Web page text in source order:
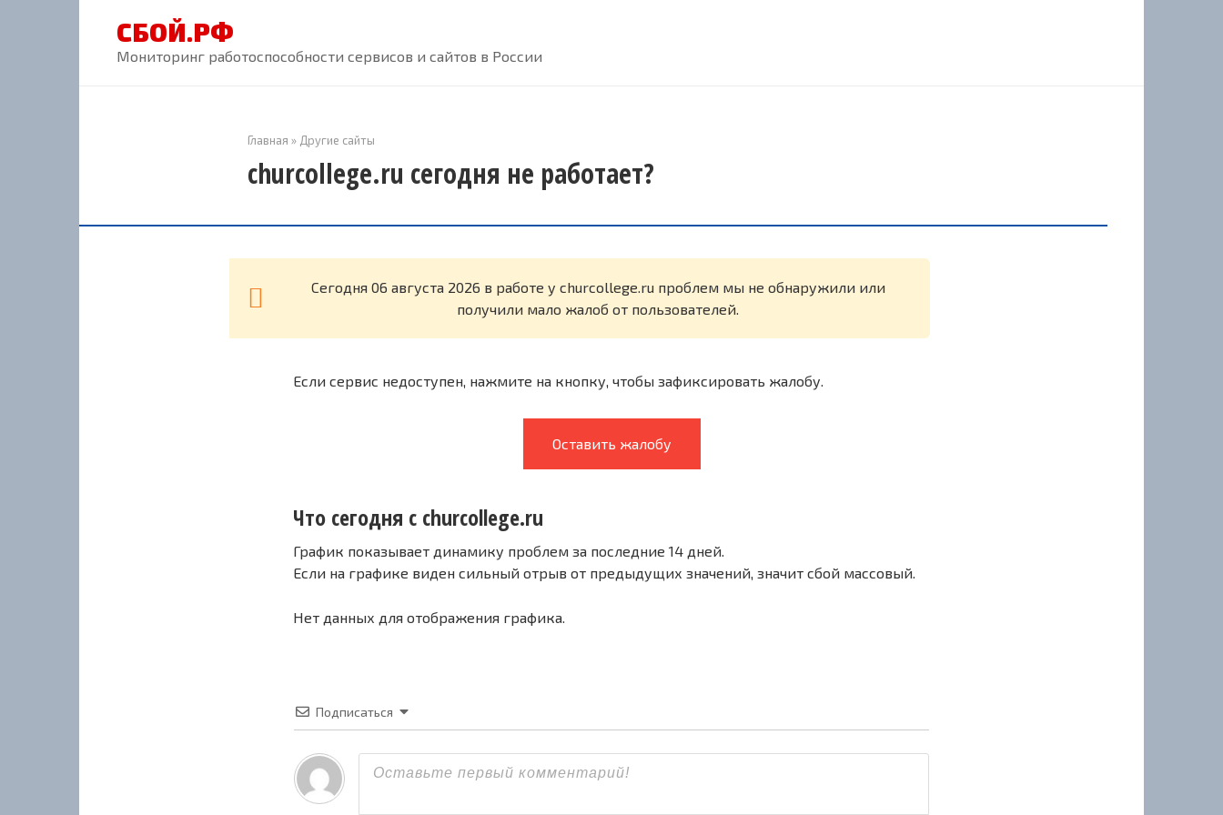
СБОЙ.РФ
Мониторинг работоспособности сервисов и сайтов в России
Главная » Другие сайты
churcollege.ru сегодня не работает?
Cегодня 06 августа 2026 в работе у churcollege.ru проблем мы не обнаружили или
получили мало жалоб от пользователей.
Если сервис недоступен, нажмите на кнопку, чтобы зафиксировать жалобу.
Оставить жалобу
Что сегодня с churcollege.ru
График показывает динамику проблем за последние 14 дней.
Если на графике виден сильный отрыв от предыдущих значений, значит сбой массовый.
Нет данных для отображения графика.
Подписаться